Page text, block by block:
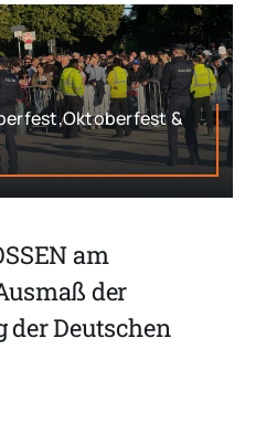
&
am
der
der Deutschen